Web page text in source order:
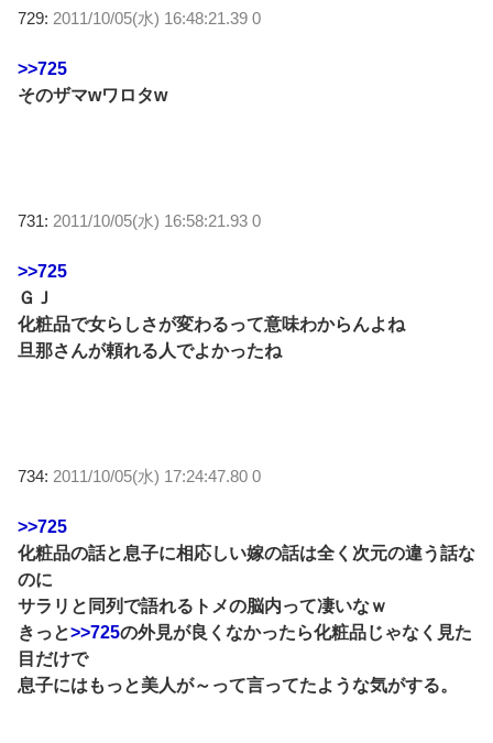
729: 2011/10/05(水) 16:48:21.39 0
>>725
そのザマwワロタw
731: 2011/10/05(水) 16:58:21.93 0
>>725
ＧＪ
化粧品で女らしさが変わるって意味わからんよね
旦那さんが頼れる人でよかったね
734: 2011/10/05(水) 17:24:47.80 0
>>725
化粧品の話と息子に相応しい嫁の話は全く次元の違う話な
のに
サラリと同列で語れるトメの脳内って凄いなｗ
きっと>>725の外見が良くなかったら化粧品じゃなく見た
目だけで
息子にはもっと美人が～って言ってたような気がする。